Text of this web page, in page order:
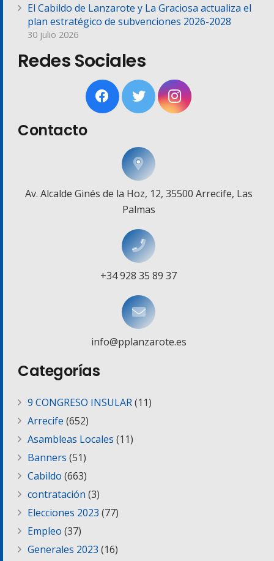
El Cabildo de Lanzarote y La Graciosa actualiza el
plan estratégico de subvenciones 2026-2028
30 julio 2026
Redes Sociales
Contacto
Av. Alcalde Ginés de la Hoz, 12, 35500 Arrecife, Las
Palmas
+34 928 35 89 37
info@pplanzarote.es
Categorías
9 CONGRESO INSULAR(11)
Arrecife (652)
Asambleas Locales (11)
Banners (51)
Cabildo (663)
contratación (3)
Elecciones 2023 (77)
Empleo (37)
Generales 2023 (16)